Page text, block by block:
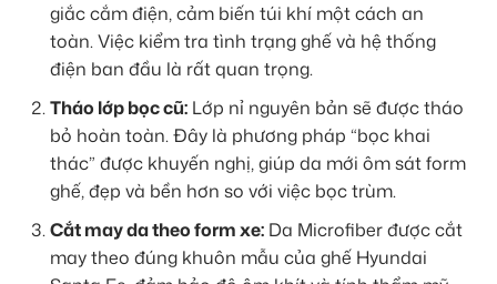
giắc cắm điện, cảm biến túi khí một cách an
toàn. Việc kiểm tra tình trạng ghế và hệ thống
điện ban đầu là rất quan trọng.
Tháo lớp bọc cũ:Lớp nỉ nguyên bản sẽ được tháo
bỏ hoàn toàn. Đây là phương pháp “bọc khai
thác” được khuyến nghị, giúp da mới ôm sát form
ghế, đẹp và bền hơn so với việc bọc trùm.
Cắt may da theo form xe:Da Microfiber được cắt
may theo đúng khuôn mẫu của ghế Hyundai